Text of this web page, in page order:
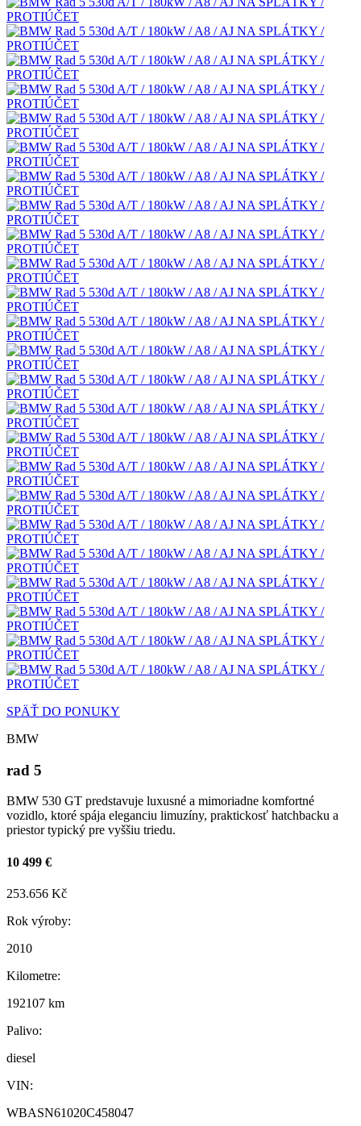
SPÄŤ DO PONUKY
BMW
rad 5
BMW 530 GT predstavuje luxusné a mimoriadne komfortné
vozidlo, ktoré spája eleganciu limuzíny, praktickosť hatchbacku a
priestor typický pre vyššiu triedu.
10 499 €
253.656 Kč
Rok výroby:
2010
Kilometre:
192107 km
Palivo:
diesel
VIN:
WBASN61020C458047